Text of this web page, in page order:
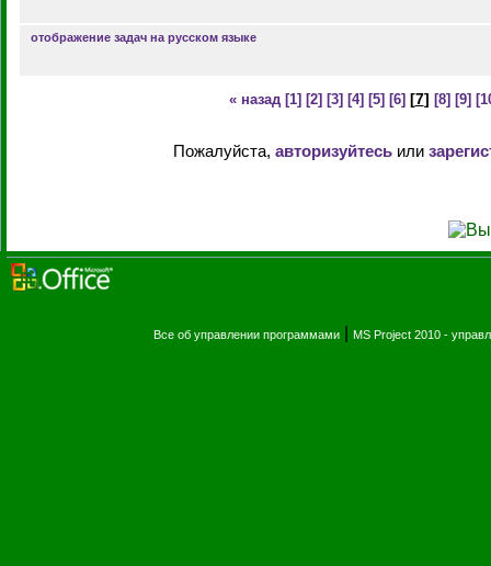
отображение задач на русском языке
« назад [1] [2] [3] [4] [5] [6] [7] [8] [9]
Пожалуйста, авторизуйтесьили
Все об управлении программами MS Project 2010 -